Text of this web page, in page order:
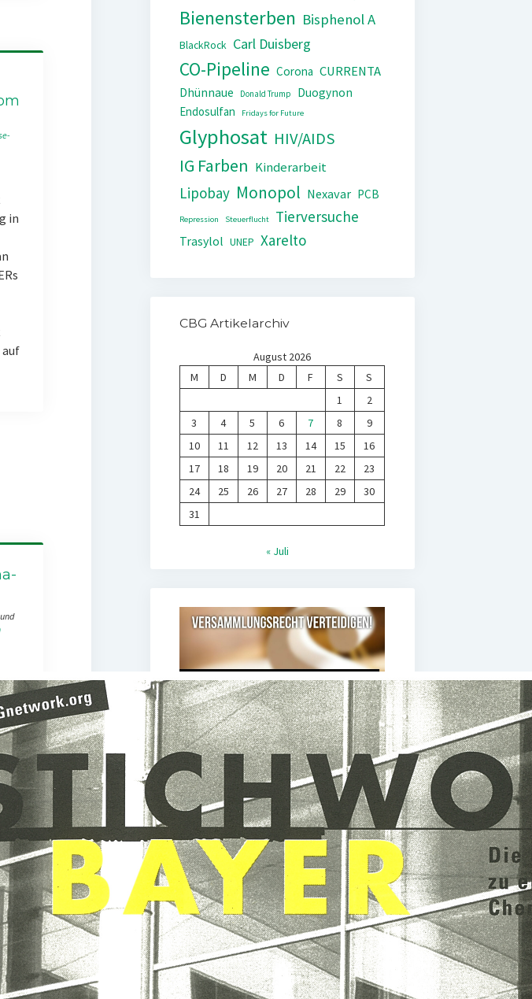
in
und
Bienensterben Bisphenol A
BlackRock Carl Duisberg
CO-Pipeline Corona CURRENTA
Dhünnaue Donald Trump
Duogynon
Endosulfan
Fridays for Future
Glyphosat HIV/AIDS
IG Farben Kinderarbeit
Lipobay Monopol Nexavar PCB
Repression Steuerflucht Tierversuche
Trasylol UNEP Xarelto
CBG Artikelarchiv
August 2026
M
D M D F S
S
1
2
3
4 5 6 7 8
9
10
11 12 13 14 15
16
17
18 19 20 21 22
23
24
25 26 27 28 29
30
31
« Juli